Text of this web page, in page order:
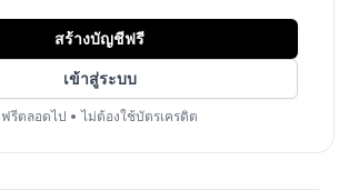
สร้างบัญชีฟรี
เข้าสู่ระบบ
ฟรีตลอดไป •ไม่ต้องใช้บัตรเครดิต